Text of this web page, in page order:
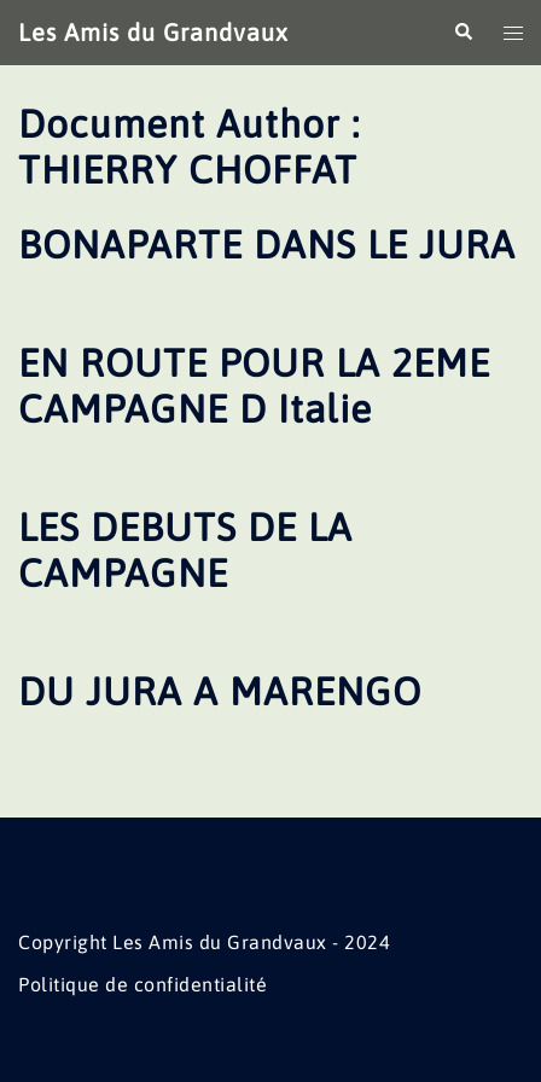
au
contenu
Les Amis du Grandvaux
le
Document Author :
THIERRY CHOFFAT
BONAPARTE DANS LE JURA
EN ROUTE POUR LA 2EME
CAMPAGNE D Italie
LES DEBUTS DE LA
CAMPAGNE
DU JURA A MARENGO
Copyright Les Amis du Grandvaux - 2024
Politique de confidentialité